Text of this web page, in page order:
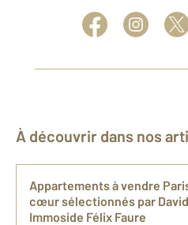
À découvrir dans nos
Appartements à vendre
cœur sélectionnés par David
Immoside Félix Faure